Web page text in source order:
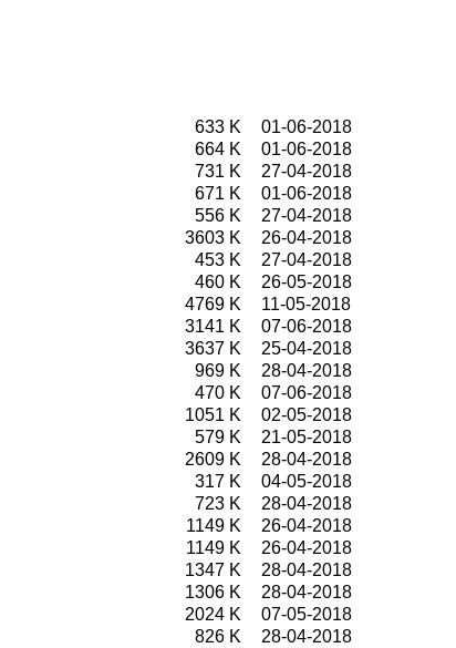
633 K
01-06-2018
664 K
01-06-2018
731 K
27-04-2018
671 K
01-06-2018
556 K
27-04-2018
3603 K
26-04-2018
453 K
27-04-2018
460 K
26-05-2018
4769 K
11-05-2018
3141 K
07-06-2018
3637 K
25-04-2018
969 K
28-04-2018
470 K
07-06-2018
1051 K
02-05-2018
579 K
21-05-2018
2609 K
28-04-2018
317 K
04-05-2018
723 K
28-04-2018
1149 K
26-04-2018
1149 K
26-04-2018
1347 K
28-04-2018
1306 K
28-04-2018
2024 K
07-05-2018
826 K
28-04-2018